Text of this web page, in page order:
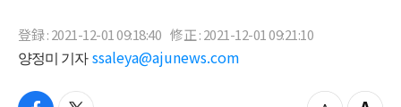
登録 : 2021-12-01 09:18:40 修正 : 2021-12-01 09:21:10
양정미 기자 ssaleya@ajunews.com